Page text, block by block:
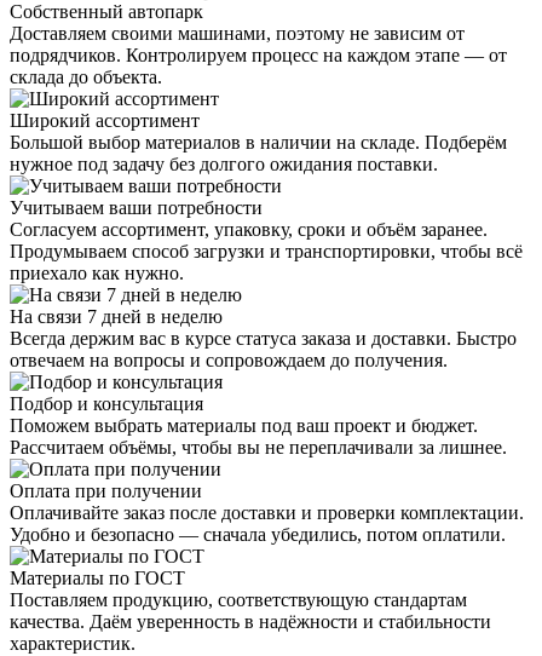
Собственный автопарк
Доставляем своими машинами, поэтому не зависим от
подрядчиков. Контролируем процесс на каждом этапе — от
склада до объекта.
Широкий ассортимент
Большой выбор материалов в наличии на складе. Подберём
нужное под задачу без долгого ожидания поставки.
Учитываем ваши потребности
Согласуем ассортимент, упаковку, сроки и объём заранее.
Продумываем способ загрузки и транспортировки, чтобы всё
приехало как нужно.
На связи 7 дней в неделю
Всегда держим вас в курсе статуса заказа и доставки. Быстро
отвечаем на вопросы и сопровождаем до получения.
Подбор и консультация
Поможем выбрать материалы под ваш проект и бюджет.
Рассчитаем объёмы, чтобы вы не переплачивали за лишнее.
Оплата при получении
Оплачивайте заказ после доставки и проверки комплектации.
Удобно и безопасно — сначала убедились, потом оплатили.
Материалы по ГОСТ
Поставляем продукцию, соответствующую стандартам
качества. Даём уверенность в надёжности и стабильности
характеристик.